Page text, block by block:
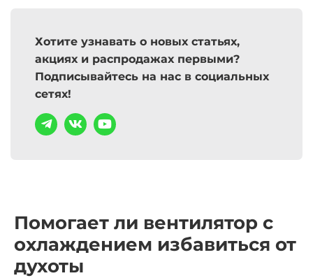
Хотите узнавать о новых статьях,
акциях и распродажах первыми?
Подписывайтесь на нас в социальных
сетях!
Помогает ли вентилятор с
охлаждением избавиться от
духоты